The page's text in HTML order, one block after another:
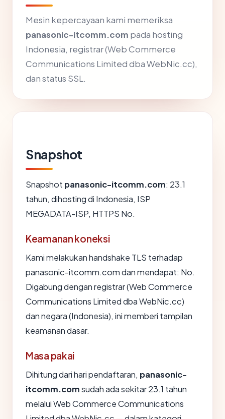
Mesin kepercayaan kami memeriksa
panasonic-itcomm.com pada hosting
Indonesia, registrar (Web Commerce
Communications Limited dba WebNic.cc),
dan status SSL.
Snapshot
Snapshot panasonic-itcomm.com: 23.1
tahun, dihosting di Indonesia, ISP
MEGADATA-ISP, HTTPS No.
Keamanan koneksi
Kami melakukan handshake TLS terhadap
panasonic-itcomm.com dan mendapat: No.
Digabung dengan registrar (Web Commerce
Communications Limited dba WebNic.cc)
dan negara (Indonesia), ini memberi tampilan
keamanan dasar.
Masa pakai
Dihitung dari hari pendaftaran, panasonic-
itcomm.comsudah ada sekitar 23.1 tahun
melalui Web Commerce Communications